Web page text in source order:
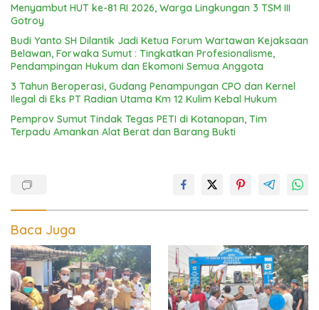
Menyambut HUT ke-81 RI 2026, Warga Lingkungan 3 TSM III
Gotroy
Budi Yanto SH Dilantik Jadi Ketua Forum Wartawan Kejaksaan
Belawan, Forwaka Sumut : Tingkatkan Profesionalisme,
Pendampingan Hukum dan Ekomoni Semua Anggota
3 Tahun Beroperasi, Gudang Penampungan CPO dan Kernel
Ilegal di Eks PT Radian Utama Km 12 Kulim Kebal Hukum
Pemprov Sumut Tindak Tegas PETI di Kotanopan, Tim
Terpadu Amankan Alat Berat dan Barang Bukti
Baca Juga